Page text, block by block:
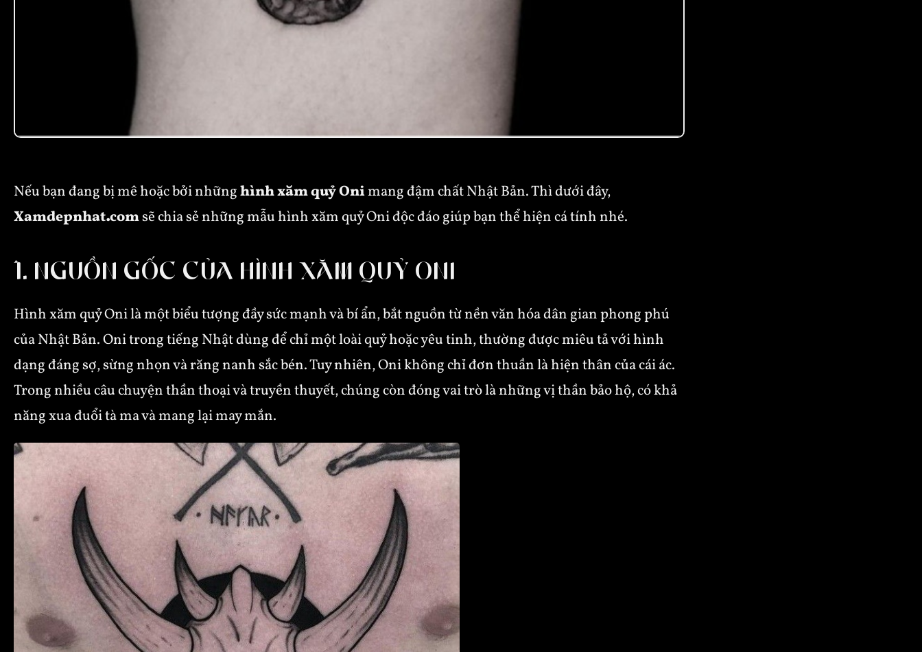
Nếu bạn đang bị mê hoặc bởi nhữnghình xăm quỷ Onimang đậm chất Nhật Bản. Thì dưới đây,
Xamdepnhat.comsẽ chia sẻ những mẫu hình xăm quỷ Oni độc đáo giúp bạn thể hiện cá tính nhé.
1. NGUỒN GỐC CỦA HÌNH XĂM QUỶ ONI
Hình xăm quỷ Oni là một biểu tượng đầy sức mạnh và bí ẩn, bắt nguồn từ nền văn hóa dân gian phong phú
của Nhật Bản. Oni trong tiếng Nhật dùng để chỉ một loài quỷ hoặc yêu tinh, thường được miêu tả với hình
dạng đáng sợ, sừng nhọn và răng nanh sắc bén. Tuy nhiên, Oni không chỉ đơn thuần là hiện thân của cái ác.
Trong nhiều câu chuyện thần thoại và truyền thuyết, chúng còn đóng vai trò là những vị thần bảo hộ, có khả
năng xua đuổi tà ma và mang lại may mắn.